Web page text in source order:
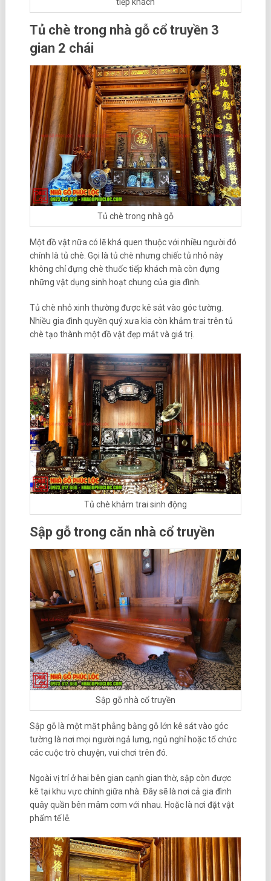
tiếp khách
Tủ chè trong nhà gỗ cổ truyền 3
gian 2 chái
Tủ chè trong nhà gỗ
Một đồ vật nữa có lẽ khá quen thuộc với nhiều người đó
chính là tủ chè. Gọi là tủ chè nhưng chiếc tủ nhỏ này
không chỉ đựng chè thuốc tiếp khách mà còn đựng
những vật dụng sinh hoạt chung của gia đình.
Tủ chè nhỏ xinh thường được kê sát vào góc tường.
Nhiều gia đình quyền quý xưa kia còn khảm trai trên tủ
chè tạo thành một đồ vật đẹp mắt và giá trị.
Tủ chè khảm trai sinh động
Sập gỗ trong căn nhà cổ truyền
Sập gỗ nhà cổ truyền
Sập gỗ là một mặt phẳng bằng gỗ lớn kê sát vào góc
tường là nơi mọi người ngả lưng, ngủ nghỉ hoặc tổ chức
các cuộc trò chuyện, vui chơi trên đó.
Ngoài vị trí ở hai bên gian cạnh gian thờ, sập còn được
kê tại khu vực chính giữa nhà. Đây sẽ là nơi cả gia đình
quây quần bên mâm cơm với nhau. Hoặc là nơi đặt vật
phẩm tế lễ.